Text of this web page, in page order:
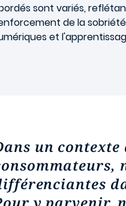
sont variés,
de la
et
un